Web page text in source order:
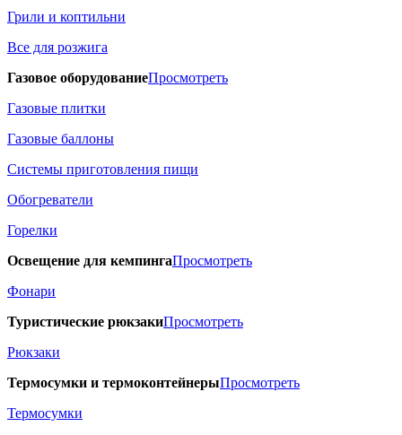
Грили и коптильни
Все для розжига
Газовое оборудованиеПросмотреть
Газовые плитки
Газовые баллоны
Системы приготовления пищи
Обогреватели
Горелки
Освещение для кемпингаПросмотреть
Фонари
Туристические рюкзакиПросмотреть
Рюкзаки
Термосумки и термоконтейнерыПросмотреть
Термосумки